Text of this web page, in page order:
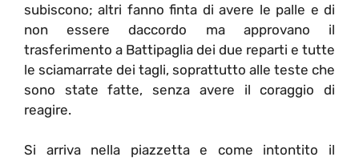
subiscono; altri fanno finta di avere le palle e di
non essere daccordo ma approvano il
trasferimento a Battipaglia dei due reparti e tutte
le sciamarrate dei tagli, soprattutto alle teste che
sono state fatte, senza avere il coraggio di
reagire.
Si arriva nella piazzetta e come intontito il